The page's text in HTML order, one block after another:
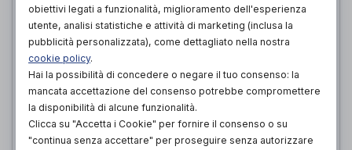
obiettivi legati a funzionalità, miglioramento dell'esperienza
utente, analisi statistiche e attività di marketing (inclusa la
pubblicità personalizzata), come dettagliato nella nostra
cookie policy.
Hai la possibilità di concedere o negare il tuo consenso: la
mancata accettazione del consenso potrebbe compromettere
la disponibilità di alcune funzionalità.
Clicca su "Accetta i Cookie" per fornire il consenso o su
"continua senza accettare" per proseguire senza autorizzare